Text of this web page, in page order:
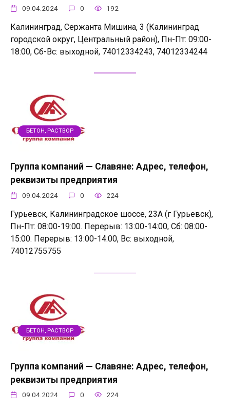
09.04.2024 0 192
Калининград, Сержанта Мишина, 3 (Калининград
городской округ, Центральный район), Пн-Пт: 09:00-
18:00, Сб-Вс: выходной, 74012334243, 74012334244
БЕТОН, РАСТВОР
Группа компаний — Славяне: Адрес, телефон,
реквизиты предприятия
09.04.2024 0 224
Гурьевск, Калининградское шоссе, 23А (г Гурьевск),
Пн-Пт: 08:00-19:00. Перерыв: 13:00-14:00, Сб: 08:00-
15:00. Перерыв: 13:00-14:00, Вс: выходной,
74012755755
БЕТОН, РАСТВОР
Группа компаний — Славяне: Адрес, телефон,
реквизиты предприятия
09.04.2024 0 224